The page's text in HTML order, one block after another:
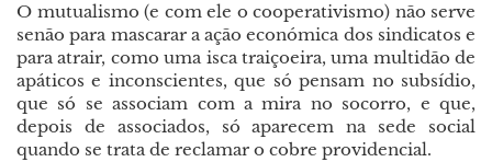
O mutualismo (e com ele o cooperativismo) não serve
senão para mascarar a ação económica dos sindicatos e
para atrair, como uma isca traiçoeira, uma multidão de
apáticos e inconscientes, que só pensam no subsídio,
que só se associam com a mira no socorro, e que,
depois de associados, só aparecem na sede social
quando se trata de reclamar o cobre providencial.